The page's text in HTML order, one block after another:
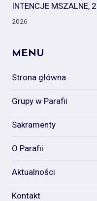
INTENCJE
2026
MENU
Strona główna
Grupy w Parafii
Sakramenty
O Parafii
Aktualności
Kontakt